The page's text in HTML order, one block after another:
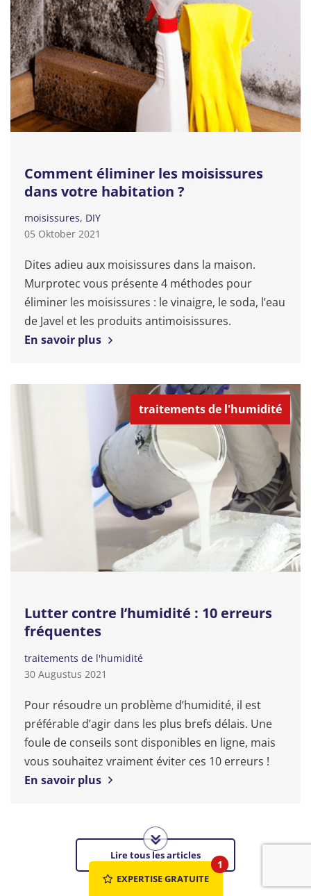
Comment éliminer les moisissures
dans votre habitation ?
moisissures DIY
05 Oktober 2021
Dites adieu aux moisissures dans la maison.
Murprotec vous présente 4 méthodes pour
éliminer les moisissures : le vinaigre, le soda, l’eau
de Javel et les produits antimoisissures.
En savoir plus
traitements de l'humidité
Lutter contre l’humidité : 10 erreurs
fréquentes
traitements de l'humidité
30 Augustus 2021
Pour résoudre un problème d’humidité, il est
préférable d’agir dans les plus brefs délais. Une
foule de conseils sont disponibles en ligne, mais
vous souhaitez vraiment éviter ces 10 erreurs !
En savoir plus
Lire tous les articles
1
EXPERTISE GRATUITE